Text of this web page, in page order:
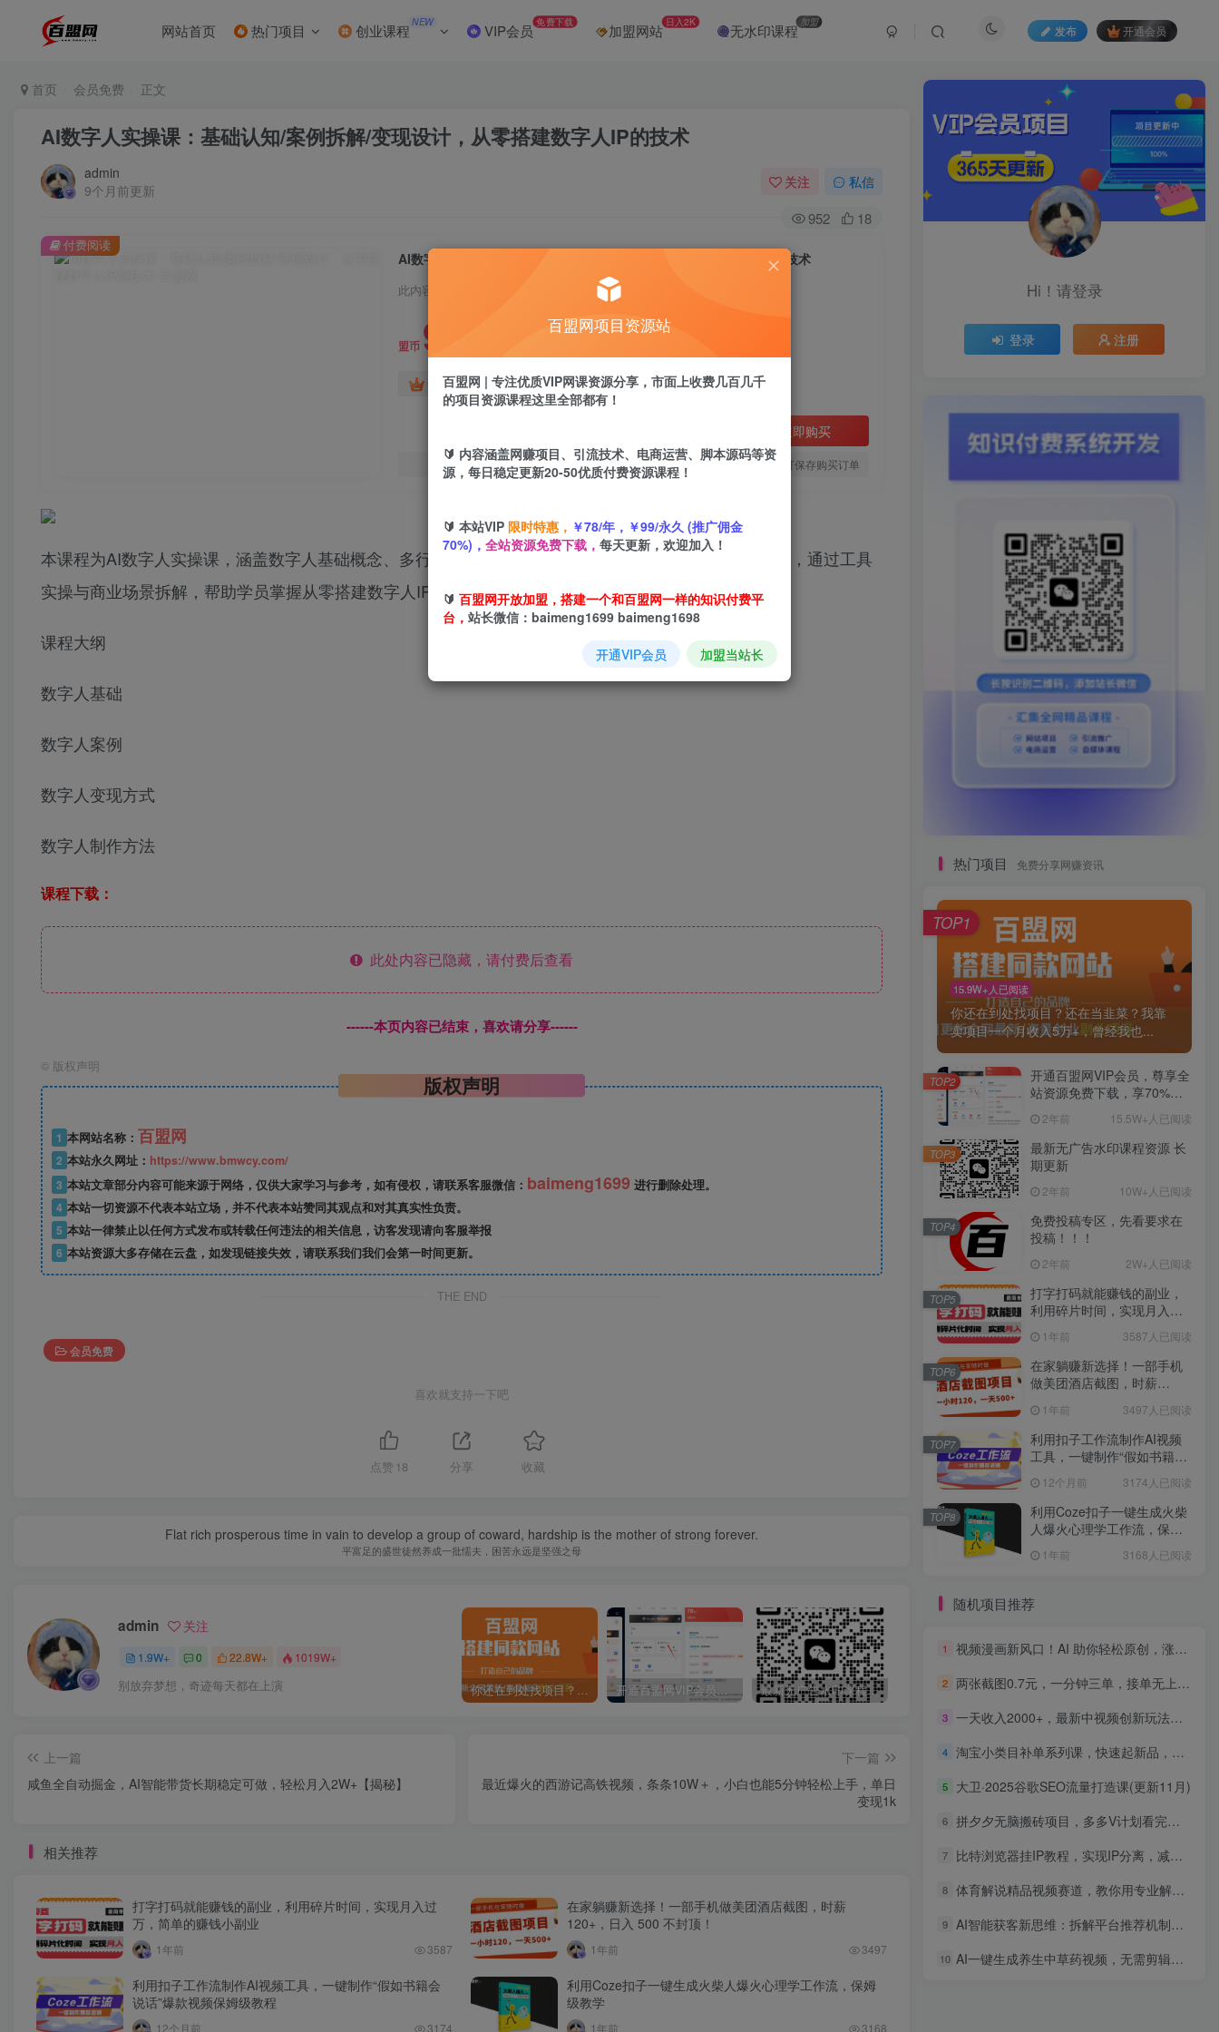
网站首页 热门项目 创业课程 NEW VIP会员 免费下载 加盟网站 日入2K 无水印课程 加盟
发布 开通会员
首页 会员免费 正文
AI数字人实操课：基础认知/案例拆解/变现设计，从零搭建数字人IP的技术
admin
9个月前更新
关注 私信
952 18
AI数字人实操课：基础认知/案例拆解/变现设计，从零搭建数字人IP的技术
此内容为付费阅读，请付费后查看
盟币 9.9
黄金会员免费 超级会员免费
立即购买
您当前未登录！建议登陆后购买，可保存购买订单
付费阅读
本课程为AI数字人实操课，涵盖数字人基础概念、多行业案例解析、变现路径设计及制作全流程四大模块，通过工具
实操与商业场景拆解，帮助学员掌握从零搭建数字人IP的技术与运营方法。
课程大纲
数字人基础
数字人案例
数字人变现方式
数字人制作方法
课程下载：
此处内容已隐藏，请付费后查看
------本页内容已结束，喜欢请分享------
© 版权声明
版权声明
1 本网站名称： 百盟网
2 本站永久网址： https://www.bmwcy.com/
3 本站文章部分内容可能来源于网络，仅供大家学习与参考，如有侵权，请联系客服微信： baimeng1699 进行删除处理。
4 本站一切资源不代表本站立场，并不代表本站赞同其观点和对其真实性负责。
5 本站一律禁止以任何方式发布或转载任何违法的相关信息，访客发现请向客服举报
6 本站资源大多存储在云盘，如发现链接失效，请联系我们我们会第一时间更新。
THE END
会员免费
喜欢就支持一下吧
点赞 18 分享 收藏
Flat rich prosperous time in vain to develop a group of coward, hardship is the mother of strong forever.
平富足的盛世徒然养成一批懦夫，困苦永远是坚强之母
admin 关注
1.9W+ 0 22.8W+ 1019W+
别放弃梦想，奇迹每天都在上演 你还在到处找项目？还在当韭菜？我靠卖项目一个月收入5万+，曾经我也是个失败者。 最新无广告水印课程资源 长期更新 免费投稿专区，先看要求在投稿！！！ 打字打码就能赚钱的副业，利用碎片时间，实现月入过万，简单的赚钱小副业
上一篇
咸鱼全自动掘金，AI智能带货长期稳定可做，轻松月入2W+【揭秘】
下一篇
最近爆火的西游记高铁视频，条条10W＋，小白也能5分钟轻松上手，单日
变现1k
相关推荐
打字打码就能赚钱的副业，利用碎片时间，实现月入过
万，简单的赚钱小副业
1年前 3587
在家躺赚新选择！一部手机做美团酒店截图，时薪
120+，日入 500 不封顶！
1年前 3497
利用扣子工作流制作AI视频工具，一键制作“假如书籍会
说话”爆款视频保姆级教程
12个月前 3174
利用Coze扣子一键生成火柴人爆火心理学工作流，保姆
级教学
1年前 3168
Hi！请登录
登录 注册
热门项目 免费分享网赚资讯
15.9W+人已阅读
你还在到处找项目？还在当韭菜？我靠
卖项目一个月收入5万+，曾经我也...
TOP1
开通百盟网VIP会员，尊享全
站资源免费下载，享70%的
惠】2年前 15.5W+人已阅读
TOP2
最新无广告水印课程资源 长
期更新
2年前 10W+人已阅读
TOP3
免费投稿专区，先看要求在
投稿！！！
2年前 2W+人已阅读
TOP4
打字打码就能赚钱的副业，
利用碎片时间，实现月入过
1年前 3587人已阅读
TOP5
在家躺赚新选择！一部手机
做美团酒店截图，时薪
1年前 3497人已阅读
TOP6
利用扣子工作流制作AI视频
工具，一键制作“假如书籍会
12个月前 3174人已阅读
TOP7
利用Coze扣子一键生成火柴
人爆火心理学工作流，保姆
1年前 3168人已阅读
TOP8
随机项目推荐
1 视频漫画新风口！AI 助你轻松原创，涨粉赚钱两不误！
2 两张截图0.7元，一分钟三单，接单无上限，一部手机就能做，一天500+
3 一天收入2000+，最新中视频创新玩法，用AI科技一键改唱影解说 刷爆流量收益
4 淘宝小类目补单系列课，快速起新品，安全不降权
5 大卫·2025谷歌SEO流量打造课(更新11月)
6 拼夕夕无脑搬砖项目，多多V计划看完直接可以上手，新手小白一天轻松200+
7 比特浏览器挂IP教程，实现IP分离，减少风控
8 体育解说精品视频赛道，教你用专业解说赋能短视频，抓住体育流量红利，快速起号变现
9 AI智能获客新思维：拆解平台推荐机制，掌握流量变现落地方法
10 AI一键生成养生中草药视频，无需剪辑直接可发布，可带书带素材带资料带徒弟，流量财富嘎嘎猛
百盟网项目资源站
百盟网 | 专注优质VIP网课资源分享，市面上收费几百几千
的项目资源课程这里全部都有！
🔰 内容涵盖网赚项目、引流技术、电商运营、脚本源码等资
源，每日稳定更新20-50优质付费资源课程！
🔰 本站VIP 限时特惠， ￥78/年，￥99/永久 (推广佣金
70%)， 全站资源免费下载， 每天更新，欢迎加入！
🔰 百盟网开放加盟，搭建一个和百盟网一样的知识付费平
台， 站长微信：baimeng1699 baimeng1698
开通VIP会员 加盟当站长